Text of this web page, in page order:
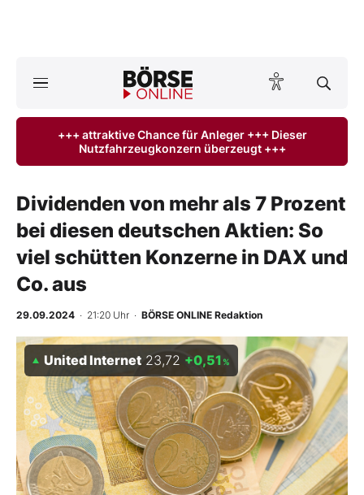
ktuelle Ausgabe BÖRSE ONLINE lesen
Anlageprodukte
Finanz-Check
BO-Musterdepots
Experten
Mein B:O
Mein Konto
+++ attraktive Chance für Anleger +++ Dieser
Nutzfahrzeugkonzern überzeugt +++
Dividenden von mehr als 7 Prozent
bei diesen deutschen Aktien: So
viel schütten Konzerne in DAX und
Co. aus
29.09.2024 · 21:20 Uhr · BÖRSE ONLINE Redaktion
United Internet 23,72 +0,51 %